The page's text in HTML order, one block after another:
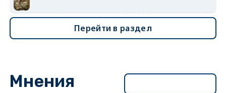
Перейти в раздел
Мнения